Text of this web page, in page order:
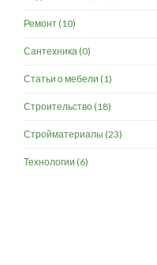
Ремонт(10)
Сантехника (0)
Статьи о мебели (1)
Строительство(18)
Стройматериалы (23)
Технологии (6)